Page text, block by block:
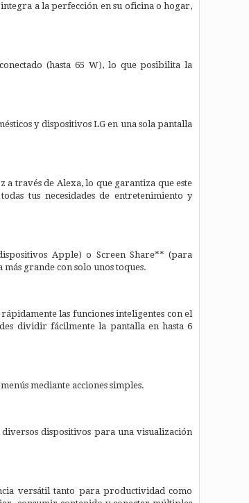
a la perfección en su oficina o hogar,
(hasta 65 W), lo que posibilita la
y dispositivos LG en una sola pantalla
través de Alexa, lo que garantiza que este
tus necesidades de entretenimiento y
Apple) o Screen Share** (para
grande con solo unos toques.
las funciones inteligentes con el
dividir fácilmente la pantalla en hasta 6
mediante acciones simples.
dispositivos para una visualización
versátil tanto para productividad como